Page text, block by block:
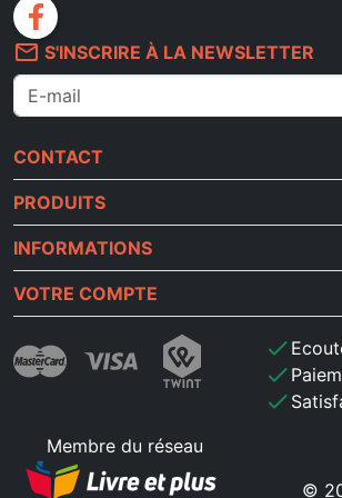
facebook
mail_outline S'INSCRIRE À LA NEWSLETTER
CONTACT
PRODUITS
INFORMATIONS
VOTRE COMPTE
check
check
check
Membre du réseau
©